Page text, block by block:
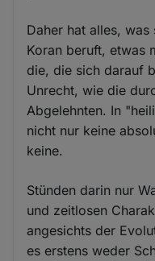
Daher hat alles,
Koran beruft, etwas
die, die sich darauf
Unrecht, wie die
Abgelehnten. In
nicht nur keine
keine.
Stünden darin nur
und zeitlosen
angesichts der
es erstens weder